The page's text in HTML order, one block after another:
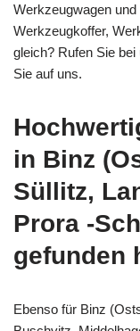
Werkzeugwagen
Werkzeugkoffer,
gleich? Rufen Sie
Sie auf uns.
in Binz
Süllitz,
Prora -
gefunden
Ebenso für Binz